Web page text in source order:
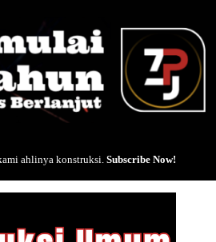
ahlinya konstruksi. Subscribe Now!